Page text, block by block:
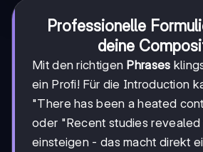
Professionelle
deine
Mit den richtigen Phrases
ein Profi! Für die Introduction
"There has been a heated
oder "Recent studies revealed
einsteigen - das macht direkt